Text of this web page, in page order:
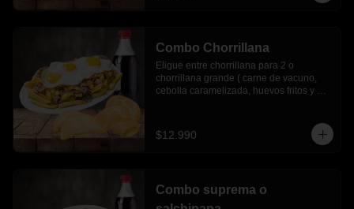
Combo Chorrillana
Eligue entre chorrillana para 2 o
chorrillana grande ( carne de vacuno,
cebolla caramelizada, huevos fritos y
$12.990
Combo suprema o